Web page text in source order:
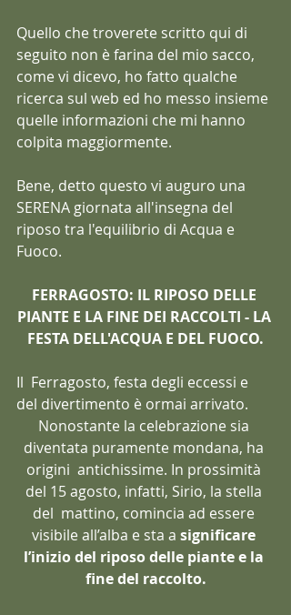
Quello che troverete scritto qui di
seguito non è farina del mio sacco,
come vi dicevo, ho fatto qualche
ricerca sul web ed ho messo insieme
quelle informazioni che mi hanno
colpita maggiormente.
Bene, detto questo vi auguro una
SERENA giornata all'insegna del
riposo tra l'equilibrio di Acqua e
Fuoco.
FERRAGOSTO: IL RIPOSO DELLE
PIANTE E LA FINE DEI RACCOLTI - LA
FESTA DELL'ACQUA E DEL FUOCO.
Il  Ferragosto, festa degli eccessi e
del divertimento è ormai arrivato.
Nonostante la celebrazione sia
diventata puramente mondana, ha
origini  antichissime. In prossimità
del 15 agosto, infatti, Sirio, la stella
del  mattino, comincia ad essere
visibile all’alba e sta a significare
l’inizio del riposo delle piante e la
fine del raccolto.